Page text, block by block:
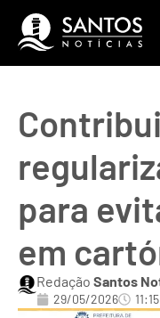
para
em
Redação Santos
29/05/2026 11:15